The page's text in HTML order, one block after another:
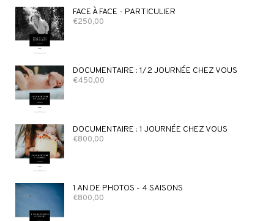
FACE À FACE - PARTICULIER
€250,00
DOCUMENTAIRE : 1/2 JOURNÉE CHEZ VOUS
€450,00
DOCUMENTAIRE : 1 JOURNÉE CHEZ VOUS
€800,00
1 AN DE PHOTOS - 4 SAISONS
€800,00